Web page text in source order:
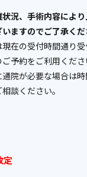
況、手術内容によ
ますのでご了承くだ
在の受付時間通り
予約をご利用くださ
院が必要な場合は
談ください。
定